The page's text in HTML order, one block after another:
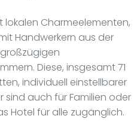
lokalen Charmeelementen,
Handwerkern aus der
großzügigen
Diese, insgesamt 71
individuell einstellbarer
sind auch für Familien oder
Hotel für alle zugänglich.